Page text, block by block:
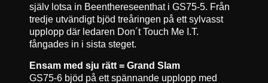
själv lotsa in Beenthereseenthat i GS75-5. Från
tredje utvändigt bjöd treåringen på ett sylvasst
upplopp där ledaren Don´t Touch Me I.T.
fångades in i sista steget.
Ensam med sju rätt = Grand Slam
GS75-6 bjöd på ett spännande upplopp med